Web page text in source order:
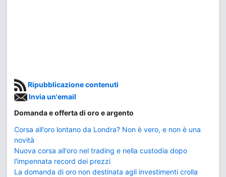
Ripubblicazione contenuti
Invia un'email
Domanda e offerta di oro e argento
Corsa all'oro lontano da Londra? Non è vero, e non è una
novità
Nuova corsa all'oro nel trading e nella custodia dopo
l'impennata record dei prezzi
La domanda di oro non destinata agli investimenti crolla